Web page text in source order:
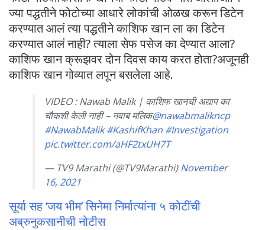
ज्या पद्धतीने फोटोच्या आधारे लोकांची ओळख करून डिटेन
करण्यात आलं त्या पद्धतीने काशिफ खान ला का डिटेन
करण्यात आलं नाही? त्याला सेफ पसेज का देण्यात आला?
काशिफ खान क्रूझवर दोन दिवस काय करत होता?अजूनही
काशिफ खान गोव्यात लपून बसलेला आहे.
VIDEO : Nawab Malik | काशिफ खानची अद्याप का
चौकशी केली नाही – नवाब मलिक@nawabmalikncp
#NawabMalik #KashifKhan #Investigation
pic.twitter.com/aHF2txUH7T
— TV9 Marathi (@TV9Marathi)November
16, 2021
सूर्या सह ‘जय भीम’ सिनेमा निर्मात्यांना ५ कोटींची
अब्रुनुकसानीची नोटीस